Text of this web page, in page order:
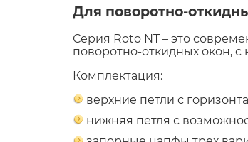
Для поворотно-
Серия Roto NT – это
поворотно-откидных окон,
Комплектация:
верхние петли с
нижняя петля с